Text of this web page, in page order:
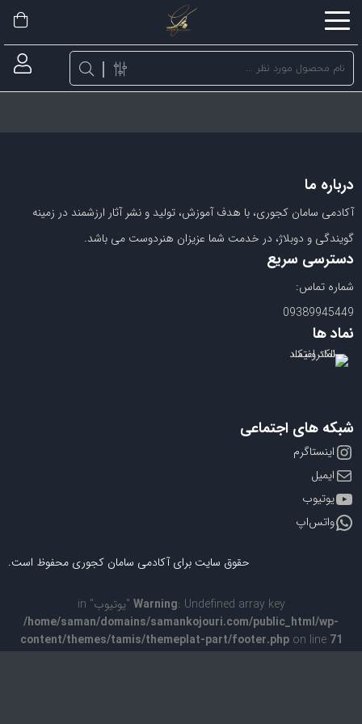
اشتراک
با
زیر
می‌توانید
این
صفحه
خود
به
کپی
لینک
درباره ما
آکادمی سامان کجوری، با هدف آموزش، تولید و نشر آثار ارزشمند در زمینه
گویندگی و دوبلاژ، در خدمت شما عزیزان هنردوست می باشد.
دسترسی سریع
شماره تماس:
09389945449
نماد ها
شبکه های اجتماعی
اینستاگرم
ایمیل
یوتیوب
واتس‌اپ
حقوق سایت برای آکادمی سامان کجوری محفوظ است.
Warning: Undefined array key "یوتیوب" in
/home/saman/domains/samankojouri.com/public_html/wp-
content/themes/tamis/themeplat-part/footer.phpon line 71